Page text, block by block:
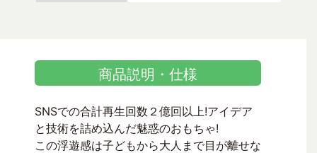
商品説明・仕様
SNSでの合計再生回数２億回以上!アイデア
と技術を詰め込んだ魅惑のおもちゃ!
この浮遊感は子どもから大人まで目が離せな